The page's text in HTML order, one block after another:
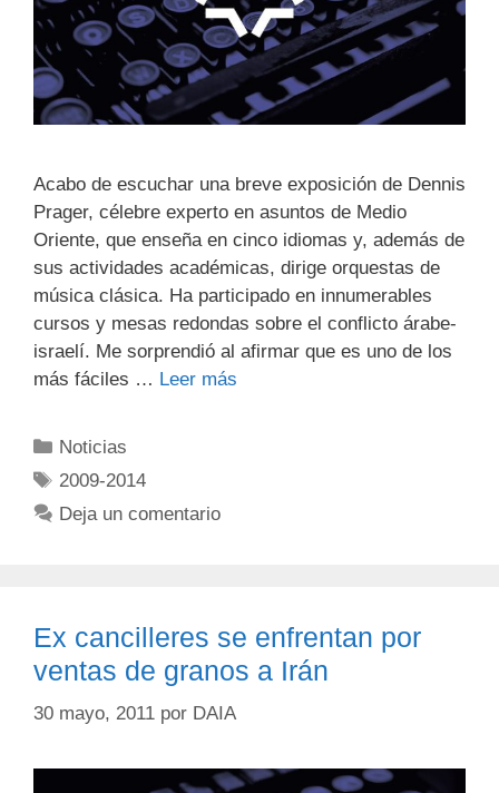
Acabo de escuchar una breve exposición de Dennis
Prager, célebre experto en asuntos de Medio
Oriente, que enseña en cinco idiomas y, además de
sus actividades académicas, dirige orquestas de
música clásica. Ha participado en innumerables
cursos y mesas redondas sobre el conflicto árabe-
israelí. Me sorprendió al afirmar que es uno de los
más fáciles … Leer más
Noticias
2009-2014
Deja un comentario
Ex cancilleres se enfrentan por
ventas de granos a Irán
30 mayo, 2011 por DAIA